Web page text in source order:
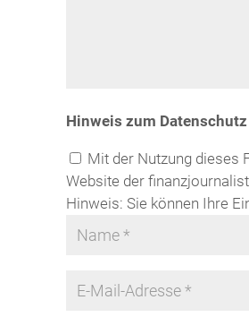
Hinweis zum Datenschutz
Mit der Nutzung dieses
Website der
Hinweis: Sie können Ihre